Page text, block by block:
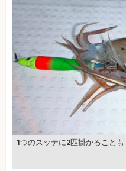
1つのスッテに2匹掛かることも